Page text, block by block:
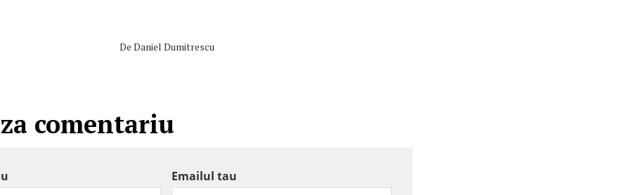
De Daniel Dumitrescu
comentariu
Emailul tau